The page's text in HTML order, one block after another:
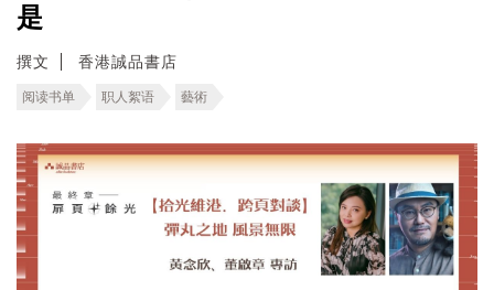
是
撰文 香港誠品書店
阅读书单 职人絮语 藝術